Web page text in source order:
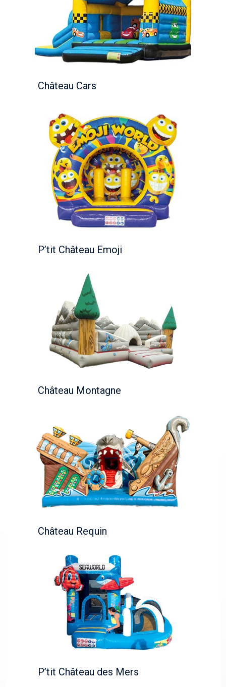
Château Cars
P’tit Château Emoji
Château Montagne
Château Requin
P’tit Château des Mers